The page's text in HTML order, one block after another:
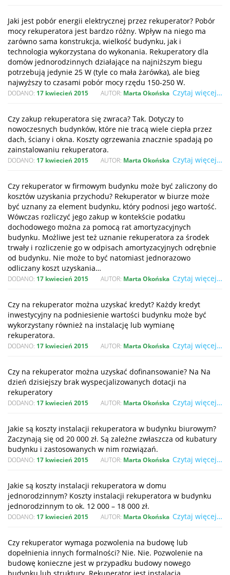
Jaki jest pobór energii elektrycznej przez rekuperator? Pobór
mocy rekuperatora jest bardzo różny. Wpływ na niego ma
zarówno sama konstrukcja, wielkość budynku, jak i
technologia wykorzystana do wykonania. Rekuperatory dla
domów jednorodzinnych działające na najniższym biegu
potrzebują jedynie 25 W (tyle co mała żarówka), ale bieg
najwyższy to czasami pobór mocy rzędu 150-250 W.
DODANO: 17 kwiecień 2015 AUTOR: Marta Okońska Czytaj więcej…
Czy zakup rekuperatora się zwraca? Tak. Dotyczy to
nowoczesnych budynków, które nie tracą wiele ciepła przez
dach, ściany i okna. Koszty ogrzewania znacznie spadają po
zainstalowaniu rekuperatora.
DODANO: 17 kwiecień 2015 AUTOR: Marta Okońska Czytaj więcej…
Czy rekuperator w firmowym budynku może być zaliczony do
kosztów uzyskania przychodu? Rekuperator w biurze może
być uznany za element budynku, który podnosi jego wartość.
Wówczas rozliczyć jego zakup w kontekście podatku
dochodowego można za pomocą rat amortyzacyjnych
budynku. Możliwe jest też uznanie rekuperatora za środek
trwały i rozliczenie go w odpisach amortyzacyjnych odrębnie
od budynku. Nie może to być natomiast jednorazowo
odliczany koszt uzyskania…
DODANO: 17 kwiecień 2015 AUTOR: Marta Okońska Czytaj więcej…
Czy na rekuperator można uzyskać kredyt? Każdy kredyt
inwestycyjny na podniesienie wartości budynku może być
wykorzystany również na instalację lub wymianę
rekuperatora.
DODANO: 17 kwiecień 2015 AUTOR: Marta Okońska Czytaj więcej…
Czy na rekuperator można uzyskać dofinansowanie? Na Na
dzień dzisiejszy brak wyspecjalizowanych dotacji na
rekuperatory
DODANO: 17 kwiecień 2015 AUTOR: Marta Okońska Czytaj więcej…
Jakie są koszty instalacji rekuperatora w budynku biurowym?
Zaczynają się od 20 000 zł. Są zależne zwłaszcza od kubatury
budynku i zastosowanych w nim rozwiązań.
DODANO: 17 kwiecień 2015 AUTOR: Marta Okońska Czytaj więcej…
Jakie są koszty instalacji rekuperatora w domu
jednorodzinnym? Koszty instalacji rekuperatora w budynku
jednorodzinnym to ok. 12 000 – 18 000 zł.
DODANO: 17 kwiecień 2015 AUTOR: Marta Okońska Czytaj więcej…
Czy rekuperator wymaga pozwolenia na budowę lub
dopełnienia innych formalności? Nie. Nie. Pozwolenie na
budowę konieczne jest w przypadku budowy nowego